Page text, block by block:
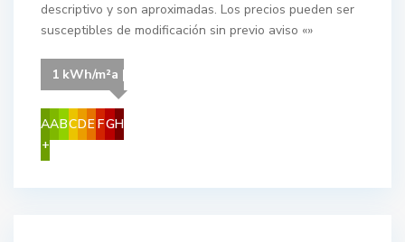
descriptivo y son aproximadas. Los precios pueden ser
susceptibles de modificación sin previo aviso «»
A
+
ABCDEF
1 kWh/m²a | Your energy class is G
GH